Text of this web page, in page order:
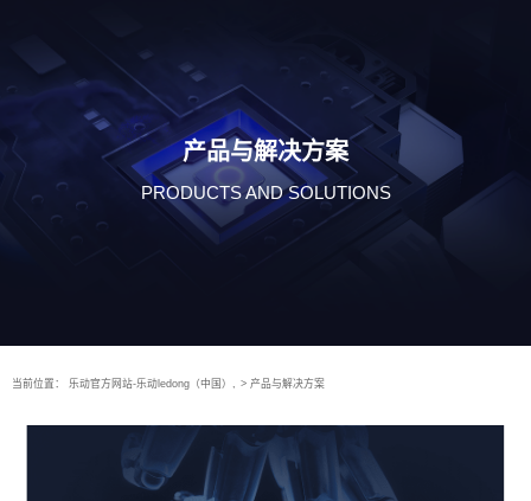
产品与解决方案
PRODUCTS AND SOLUTIONS
当前位置： 乐动官方网站-乐动ledong（中国）, > 产品与解决方案